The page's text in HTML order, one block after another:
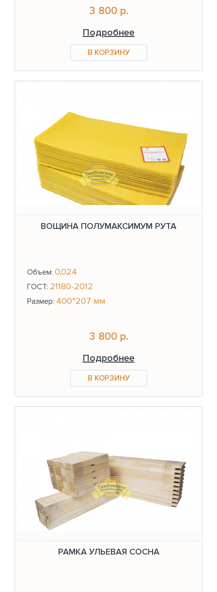
3 800 р.
Подробнее
ВОЩИНА ПОЛУМАКСИМУМ РУТА
Объем: 0,024
ГОСТ: 21180-2012
Размер: 400*207 мм
3 800 р.
Подробнее
РАМКА УЛЬЕВАЯ СОСНА